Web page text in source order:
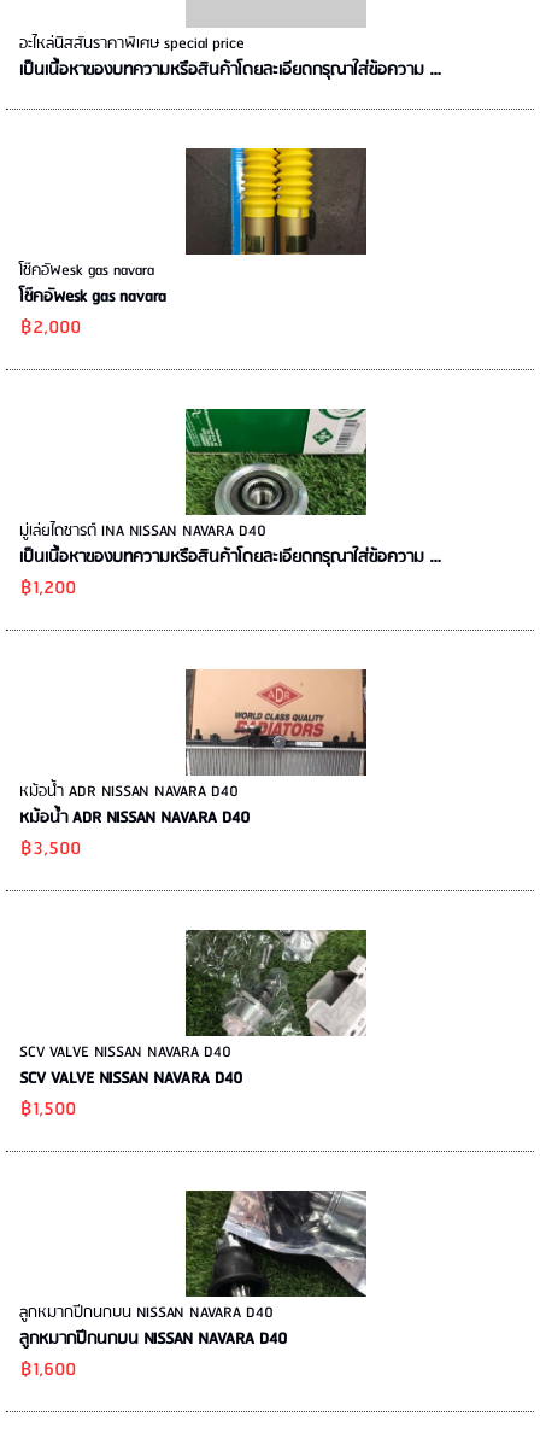
อะไหล่นิสสันราคาพิเศษ special price
เป็นเนื้อหาของบทความหรือสินค้าโดยละเอียดกรุณาใส่ข้อความ …
โช๊คอัพesk gas navara
โช๊คอัพesk gas navara
฿2,000
มู่เล่ยไดชารต์ INA NISSAN NAVARA D40
เป็นเนื้อหาของบทความหรือสินค้าโดยละเอียดกรุณาใส่ข้อความ …
฿1,200
หม้อน้ำ ADR NISSAN NAVARA D40
หม้อน้ำ ADR NISSAN NAVARA D40
฿3,500
SCV VALVE NISSAN NAVARA D40
SCV VALVE NISSAN NAVARA D40
฿1,500
ลูกหมากปีกนกบน NISSAN NAVARA D40
ลูกหมากปีกนกบน NISSAN NAVARA D40
฿1,600